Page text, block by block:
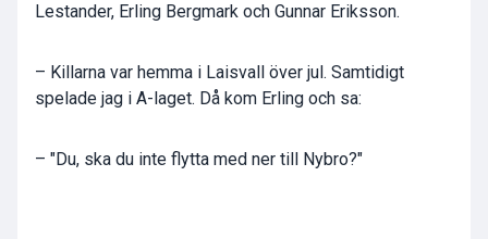
Lestander, Erling Bergmark och Gunnar Eriksson.
– Killarna var hemma i Laisvall över jul. Samtidigt
spelade jag i A-laget. Då kom Erling och sa:
– "Du, ska du inte flytta med ner till Nybro?"